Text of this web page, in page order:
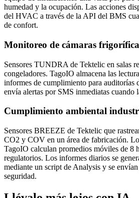
humedad y la ocupación. Las acciones
del HVAC a través de la API del BMS
de confort.
Monitoreo de cámaras
Sensores TUNDRA de Tektelic en salas
congeladores. TagoIO almacena las
informes de cumplimiento para auditorías
envía alertas por SMS inmediatas cuando
Cumplimiento ambiental
Sensores BREEZE de Tektelic que
CO2 y COV en un área de fabricación.
TagoIO calculan promedios móviles de 8
regulatorios. Los informes diarios se
mediante un script de Analysis y se
seguridad.